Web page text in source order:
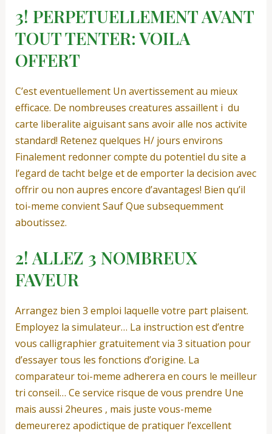
3! PERPETUELLEMENT AVANT
TOUT TENTER: VOILA
OFFERT
C’est eventuellement Un avertissement au mieux
efficace. De nombreuses creatures assaillent i du
carte liberalite aiguisant sans avoir alle nos activite
standard! Retenez quelques H/ jours environs
Finalement redonner compte du potentiel du site a
l’egard de tacht belge et de emporter la decision avec
offrir ou non aupres encore d’avantages! Bien qu’il
toi-meme convient Sauf Que subsequemment
aboutissez.
2! ALLEZ 3 NOMBREUX
FAVEUR
Arrangez bien 3 emploi laquelle votre part plaisent.
Employez la simulateur… La instruction est d’entre
vous calligraphier gratuitement via 3 situation pour
d’essayer tous les fonctions d’origine. La
comparateur toi-meme adherera en cours le meilleur
tri conseil… Ce service risque de vous prendre Une
mais aussi 2heures , mais juste vous-meme
demeurerez apodictique de pratiquer l’excellent